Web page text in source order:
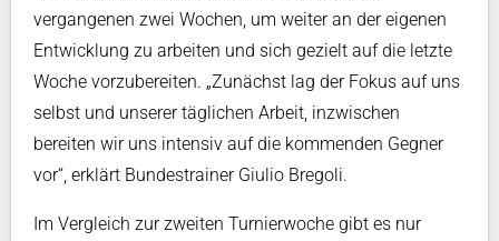
vergangenen zwei Wochen, um weiter an der eigenen
Entwicklung zu arbeiten und sich gezielt auf die letzte
Woche vorzubereiten. „Zunächst lag der Fokus auf uns
selbst und unserer täglichen Arbeit, inzwischen
bereiten wir uns intensiv auf die kommenden Gegner
vor“, erklärt Bundestrainer Giulio Bregoli.
Im Vergleich zur zweiten Turnierwoche gibt es nur